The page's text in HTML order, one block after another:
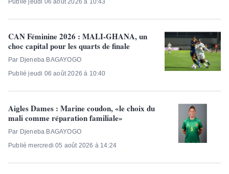
Publié jeudi 06 août 2026 à 10:43
CAN Féminine 2026 : MALI-GHANA, un
choc capital pour les quarts de finale
Par Djeneba BAGAYOGO
Publié jeudi 06 août 2026 à 10:40
Aigles Dames : Marine coudon, «le choix du
mali comme réparation familiale»
Par Djeneba BAGAYOGO
Publié mercredi 05 août 2026 à 14:24